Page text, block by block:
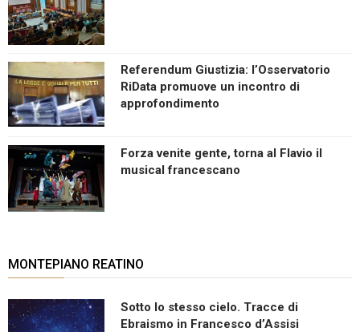
Referendum Giustizia: l’Osservatorio
RiData promuove un incontro di
approfondimento
Forza venite gente, torna al Flavio il
musical francescano
MONTEPIANO REATINO
Sotto lo stesso cielo. Tracce di
Ebraismo in Francesco d’Assisi